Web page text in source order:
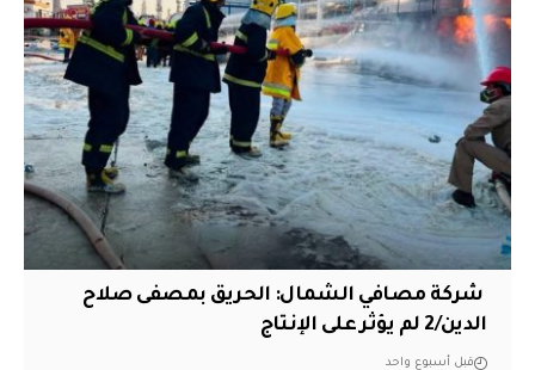
‏ شركة مصافي الشمال: الحريق بمصفى صلاح
الدين/2 لم يؤثر على الإنتاج
قبل أسبوع واحد